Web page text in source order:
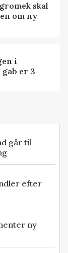
skal
om ny
i
er 3
går til
efter
ny